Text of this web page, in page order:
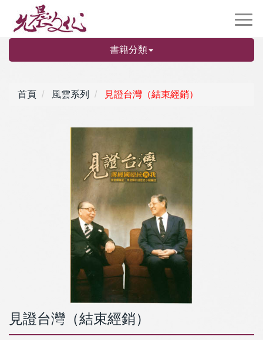
書籍分類
首頁 風雲系列 見證台灣（結束經銷）
見證台灣（結束經銷）